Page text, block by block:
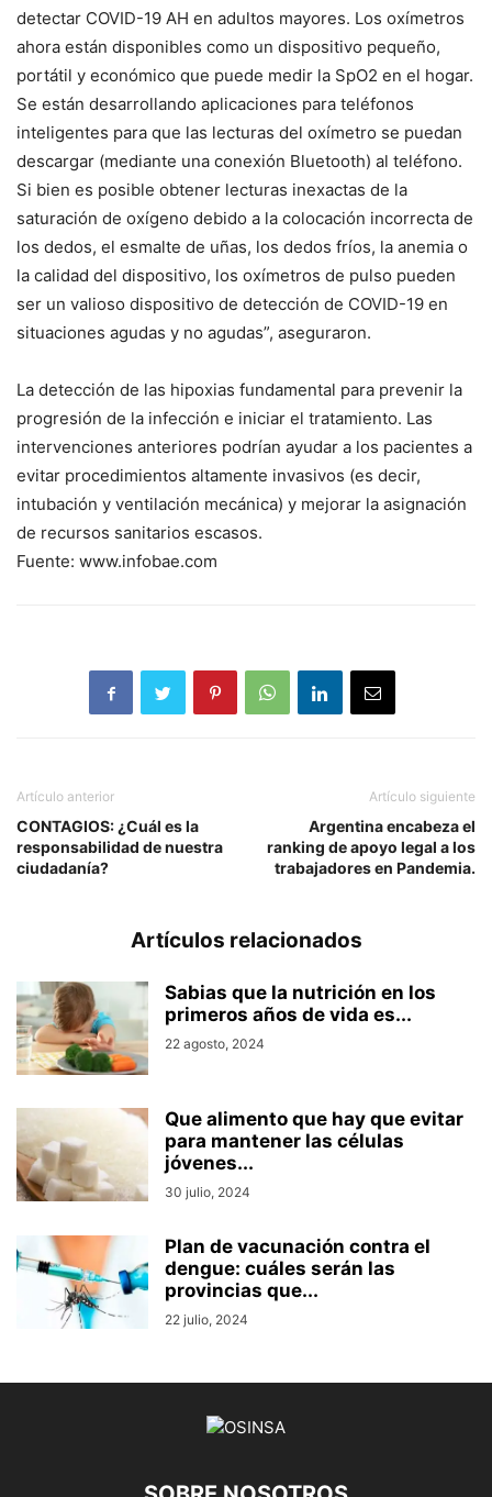
detectar COVID-19 AH en adultos mayores. Los oxímetros
ahora están disponibles como un dispositivo pequeño,
portátil y económico que puede medir la SpO2 en el hogar.
Se están desarrollando aplicaciones para teléfonos
inteligentes para que las lecturas del oxímetro se puedan
descargar (mediante una conexión Bluetooth) al teléfono.
Si bien es posible obtener lecturas inexactas de la
saturación de oxígeno debido a la colocación incorrecta de
los dedos, el esmalte de uñas, los dedos fríos, la anemia o
la calidad del dispositivo, los oxímetros de pulso pueden
ser un valioso dispositivo de detección de COVID-19 en
situaciones agudas y no agudas”, aseguraron.
La detección de las hipoxias fundamental para prevenir la
progresión de la infección e iniciar el tratamiento. Las
intervenciones anteriores podrían ayudar a los pacientes a
evitar procedimientos altamente invasivos (es decir,
intubación y ventilación mecánica) y mejorar la asignación
de recursos sanitarios escasos.
Fuente: www.infobae.com
Artículo anterior
CONTAGIOS: ¿Cuál es la
responsabilidad de nuestra
ciudadanía?
Artículo siguiente
Argentina encabeza el
ranking de apoyo legal a los
trabajadores en Pandemia.
Artículos relacionados
Sabias que la nutrición en los
primeros años de vida es...
22 agosto, 2024
Que alimento que hay que evitar
para mantener las células
jóvenes...
30 julio, 2024
Plan de vacunación contra el
dengue: cuáles serán las
provincias que...
22 julio, 2024